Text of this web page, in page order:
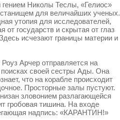
Николы Теслы, «Гелиос»
для величайших ученых.
утопия для исследователей,
от государств и скрытая от глаз
исчезают границы материи и
Арчер отправляется на
поисках своей сестры Ады. Она
что на корабле происходит
Просторные залы пустуют.
зловонием разлагающейся
гробовая тишина. На входе
надпись: «КАРАНТИН!»